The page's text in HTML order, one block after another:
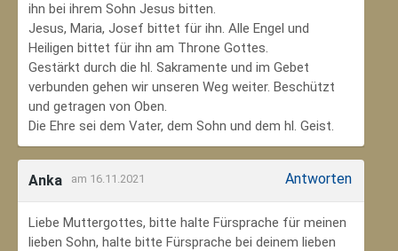
ihn bei ihrem Sohn Jesus bitten.
Jesus, Maria, Josef bittet für ihn. Alle Engel und
Heiligen bittet für ihn am Throne Gottes.
Gestärkt durch die hl. Sakramente und im Gebet
verbunden gehen wir unseren Weg weiter. Beschützt
und getragen von Oben.
Die Ehre sei dem Vater, dem Sohn und dem hl. Geist.
Anka am 16.11.2021 Antworten
Liebe Muttergottes, bitte halte Fürsprache für meinen
lieben Sohn, halte bitte Fürsprache bei deinem lieben